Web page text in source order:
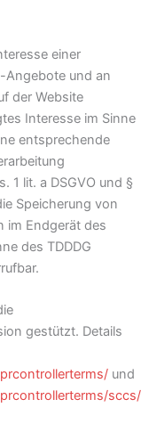
einer
Angebote und an
der Website
Interesse im Sinne
entsprechende
1 lit. a DSGVO und §
Speicherung von
im Endgerät des
des TDDDG
gestützt. Details
und
sccs/